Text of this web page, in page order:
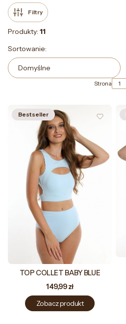
Filtry
Produkty: 11
Lista produktów
Sortowanie:
Domyślne
Strona
Bestseller
TOP COLLET BABY BLUE
Cena
149,99 zł
Zobacz produkt